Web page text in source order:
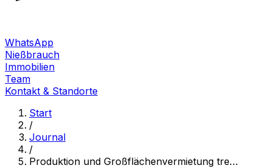
WhatsApp
Nießbrauch
Immobilien
Team
Kontakt & Standorte
Start
/
Journal
/
Produktion und Großflächenvermietung tre…